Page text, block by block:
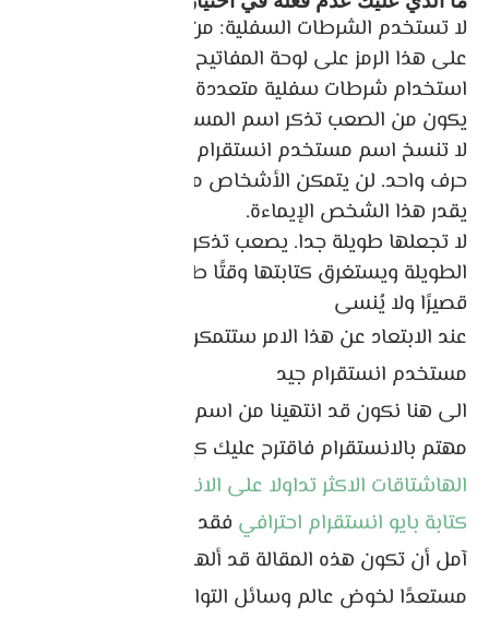
لا تستخدم الشرطات السفلية: من الصعب جدًا العثور
على هذا الرمز على لوحة المفاتيح ، وعندما يتم
استخدام شرطات سفلية متعددة على التوالي ، قد
يكون من الصعب تذكر اسم المستخدم
لا تنسخ اسم مستخدم انستقرام لشخص آخر باختلاف
حرف واحد. لن يتمكن الأشخاص من تمييزك وقد لا
يقدر هذا الشخص الإيماءة.
لا تجعلها طويلة جدا. يصعب تذكر أسماء المستخدمين
الطويلة ويستغرق كتابتها وقتًا طويلاً. افعل شيئًا
قصيرًا ولا يُنسى
عند الابتعاد عن هذا الامر ستتمكن من اختيار اسم
مستخدم انستقرام جيد
الى هنا نكون قد انتهينا من اسم المستخدم ، ان كنت
مهتم بالانستقرام فاقترح عليك كيفية
الهاشتاقات الاكثر تداولا على الانستقرام
كتابة بايو انستقرام احترافي فقد تفيدك ايضا .
آمل أن تكون هذه المقالة قد ألهمتك وجعلتك
مستعدًا لخوض عالم وسائل التواصل الاجتماعي